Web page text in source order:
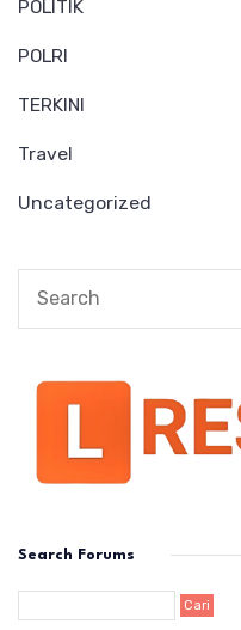
POLITIK
POLRI
TERKINI
Travel
Uncategorized
Search Forums